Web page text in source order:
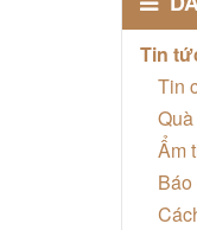
Tin
Tin
Ẩm